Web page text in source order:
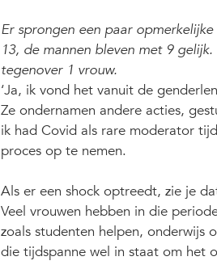
Er sprongen een paar
13, de mannen bleven met 9
tegenover 1 vrouw.
‘Ja, ik vond het vanuit de
Ze ondernamen andere acties,
ik had Covid als rare moderator
proces op te nemen.
Als er een shock optreedt, zie je
Veel vrouwen hebben in die
zoals studenten helpen, onderwijs
die tijdspanne wel in staat om het